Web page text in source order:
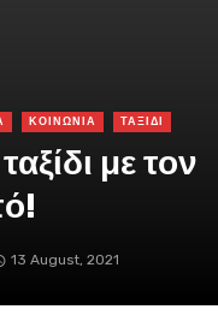
ΚΟΙΝΩΝΙΑ ΤΑΞΙΔΙ
με τον
13 August, 2021